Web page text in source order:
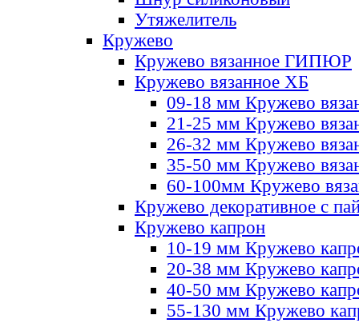
Утяжелитель
Кружево
Кружево вязанное ГИПЮР
Кружево вязанное ХБ
09-18 мм Кружево
21-25 мм Кружево
26-32 мм Кружево
35-50 мм Кружево
60-100мм Кружево
Кружево декоративное с
Кружево капрон
10-19 мм Кружево
20-38 мм Кружево
40-50 мм Кружево
55-130 мм Кружево